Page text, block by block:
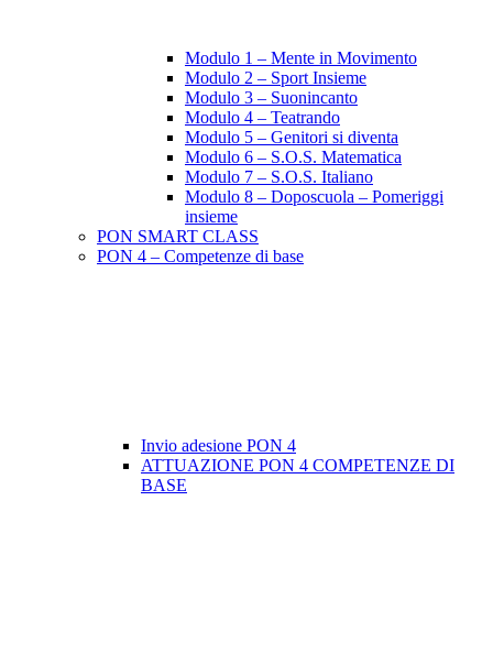
Modulo 1 – Mente in Movimento
Modulo 2 – Sport Insieme
Modulo 3 – Suonincanto
Modulo 4 – Teatrando
Modulo 5 – Genitori si diventa
Modulo 6 – S.O.S. Matematica
Modulo 7 – S.O.S. Italiano
Modulo 8 – Doposcuola – Pomeriggi
insieme
PON SMART CLASS
PON 4 – Competenze di base
Invio adesione PON 4
ATTUAZIONE PON 4 COMPETENZE DI
BASE